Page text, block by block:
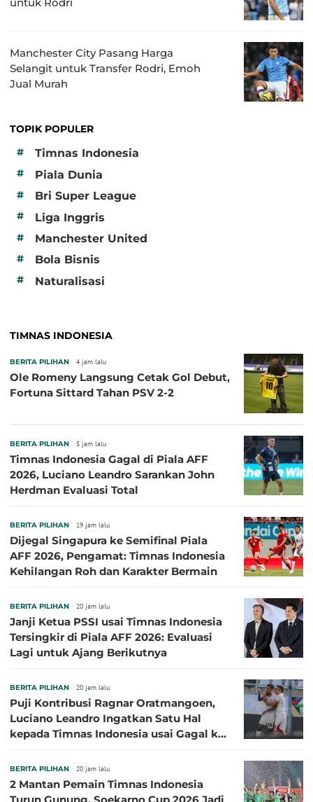
Manchester City Pasang Harga
Selangit untuk Transfer Rodri, Emoh
Jual Murah
TOPIK POPULER
#
Timnas Indonesia
# Piala Dunia
# Bri Super League
# Liga Inggris
# Manchester United
# Bola Bisnis
# Naturalisasi
TIMNAS INDONESIA
BERITA PILIHAN 4 jam lalu
Ole Romeny Langsung Cetak Gol Debut,
Fortuna Sittard Tahan PSV 2-2
BERITA PILIHAN 5 jam lalu
Timnas Indonesia Gagal di Piala AFF
2026, Luciano Leandro Sarankan John
Herdman Evaluasi Total
BERITA PILIHAN 19 jam lalu
Dijegal Singapura ke Semifinal Piala
AFF 2026, Pengamat: Timnas Indonesia
Kehilangan Roh dan Karakter Bermain
BERITA PILIHAN 20 jam lalu
Janji Ketua PSSI usai Timnas Indonesia
Tersingkir di Piala AFF 2026: Evaluasi
Lagi untuk Ajang Berikutnya
BERITA PILIHAN 20 jam lalu
Puji Kontribusi Ragnar Oratmangoen,
Luciano Leandro Ingatkan Satu Hal
kepada Timnas Indonesia usai Gagal ke
BERITA PILIHAN 20 jam lalu
2 Mantan Pemain Timnas Indonesia